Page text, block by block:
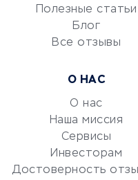
ДЛЯ БИЗНЕСА
Полезные статьи
Блог
Все отзывы
О НАС
О нас
Наша миссия
Сервисы
Инвесторам
Достоверность